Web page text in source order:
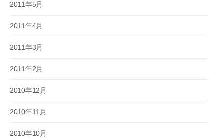
2011年5月
2011年4月
2011年3月
2011年2月
2010年12月
2010年11月
2010年10月